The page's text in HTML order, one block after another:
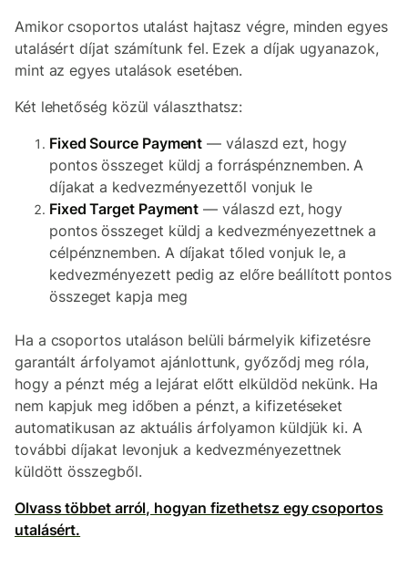
Amikor csoportos utalást hajtasz végre, minden egyes
utalásért díjat számítunk fel. Ezek a díjak ugyanazok,
mint az egyes utalások esetében.
Két lehetőség közül választhatsz:
Fixed Source Payment — válaszd ezt, hogy
pontos összeget küldj a forráspénznemben. A
díjakat a kedvezményezettől vonjuk le
Fixed Target Payment — válaszd ezt, hogy
pontos összeget küldj a kedvezményezettnek a
célpénznemben. A díjakat tőled vonjuk le, a
kedvezményezett pedig az előre beállított pontos
összeget kapja meg
Ha a csoportos utaláson belüli bármelyik kifizetésre
garantált árfolyamot ajánlottunk, győződj meg róla,
hogy a pénzt még a lejárat előtt elküldöd nekünk. Ha
nem kapjuk meg időben a pénzt, a kifizetéseket
automatikusan az aktuális árfolyamon küldjük ki. A
további díjakat levonjuk a kedvezményezettnek
küldött összegből.
Olvass többet arról, hogyan fizethetsz egy csoportos
utalásért.